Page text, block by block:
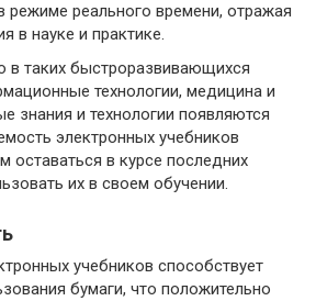
режиме реального времени, отражая
в науке и практике.
в таких быстроразвивающихся
технологии, медицина и
знания и технологии появляются
электронных учебников
оставаться в курсе последних
их в своем обучении.
учебников способствует
бумаги, что положительно